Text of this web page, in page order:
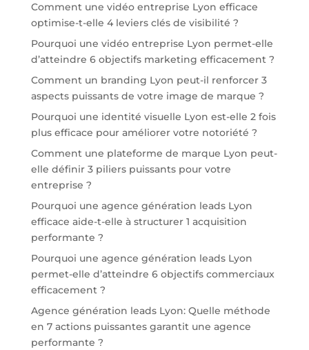
Comment une vidéo entreprise Lyon efficace
optimise-t-elle 4 leviers clés de visibilité ?
Pourquoi une vidéo entreprise Lyon permet-elle
d’atteindre 6 objectifs marketing efficacement ?
Comment un branding Lyon peut-il renforcer 3
aspects puissants de votre image de marque ?
Pourquoi une identité visuelle Lyon est-elle 2 fois
plus efficace pour améliorer votre notoriété ?
Comment une plateforme de marque Lyon peut-
elle définir 3 piliers puissants pour votre
entreprise ?
Pourquoi une agence génération leads Lyon
efficace aide-t-elle à structurer 1 acquisition
performante ?
Pourquoi une agence génération leads Lyon
permet-elle d’atteindre 6 objectifs commerciaux
efficacement ?
Agence génération leads Lyon: Quelle méthode
en 7 actions puissantes garantit une agence
performante ?